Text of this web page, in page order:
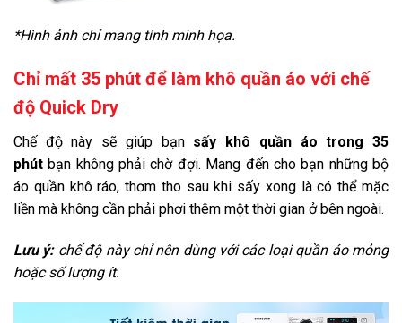
*Hình ảnh chỉ mang tính minh họa.
Chỉ mất 35 phút để làm khô quần áo với chế
độ Quick Dry
Chế độ này sẽ giúp bạn sấy khô quần áo trong 35
phút bạn không phải chờ đợi. Mang đến cho bạn những bộ
áo quần khô ráo, thơm tho sau khi sấy xong là có thể mặc
liền mà không cần phải phơi thêm một thời gian ở bên ngoài.
Lưu ý: chế độ này chỉ nên dùng với các loại quần áo mỏng
hoặc số lượng ít.